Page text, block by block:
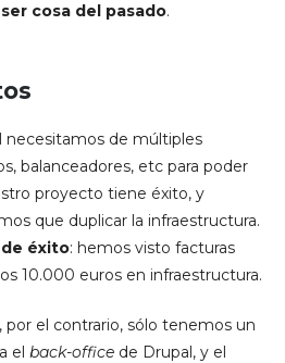
cosa del pasado.
necesitamos de múltiples
balanceadores, etc para poder
proyecto tiene éxito, y
que duplicar la infraestructura.
éxito: hemos visto facturas
10.000 euros en infraestructura.
el contrario, sólo tenemos un
el back-office de Drupal, y el